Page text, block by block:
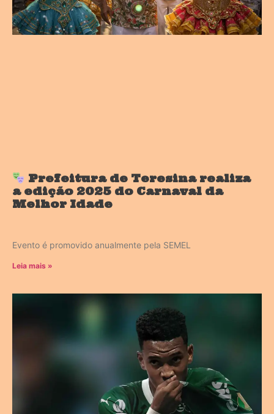
Prefeitura de Teresina realiza
a edição 2025 do Carnaval da
Melhor Idade
Evento é promovido anualmente pela SEMEL
Leia mais »